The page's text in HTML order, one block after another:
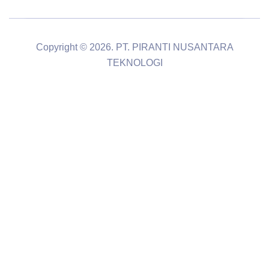
Copyright © 2026. PT. PIRANTI NUSANTARA
TEKNOLOGI